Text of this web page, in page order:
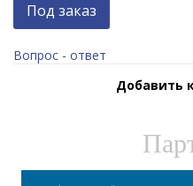
Под заказ
Вопрос - ответ
Добавить